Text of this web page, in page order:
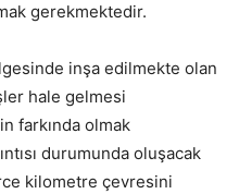
gerekmektedir.
inşa edilmekte olan
hale gelmesi
farkında olmak
durumunda oluşacak
kilometre çevresini